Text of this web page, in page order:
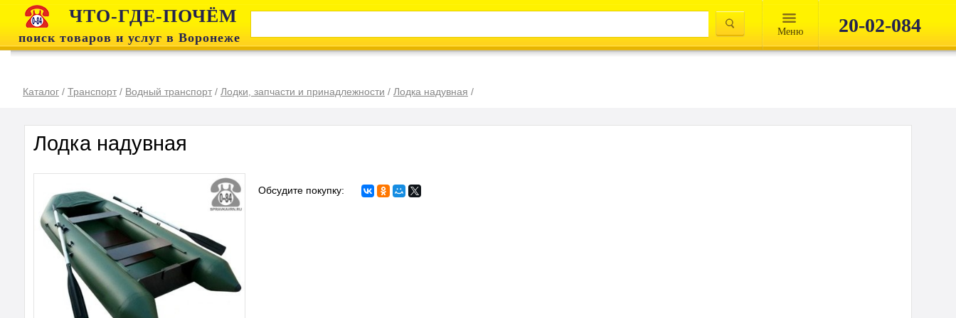
ЧТО-ГДЕ-ПОЧЁМ
поиск товаров и услуг в Воронеже Mеню 20-02-084
Каталог / Транспорт / Водный транспорт / Лодки, запчасти и принадлежности / Лодка надувная /
Лодка надувная
Обсудите покупку: